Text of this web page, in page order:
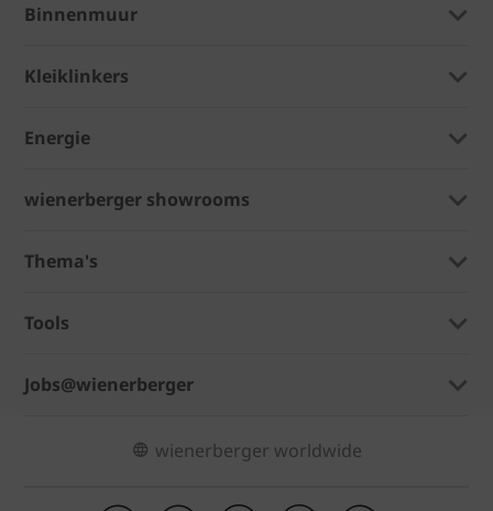
Binnenmuur
Kleiklinkers
Energie
wienerberger showrooms
Thema's
Tools
Jobs@wienerberger
wienerberger worldwide